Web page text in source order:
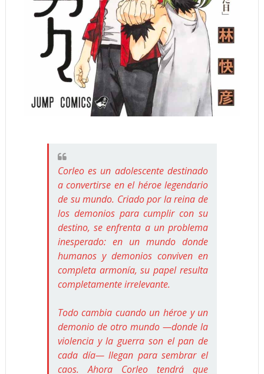
Corleo es un adolescente destinado
a convertirse en el héroe legendario
de su mundo. Criado por la reina de
los demonios para cumplir con su
destino, se enfrenta a un problema
inesperado: en un mundo donde
humanos y demonios conviven en
completa armonía, su papel resulta
completamente irrelevante.
Todo cambia cuando un héroe y un
demonio de otro mundo —donde la
violencia y la guerra son el pan de
cada día— llegan para sembrar el
caos. Ahora Corleo tendrá que